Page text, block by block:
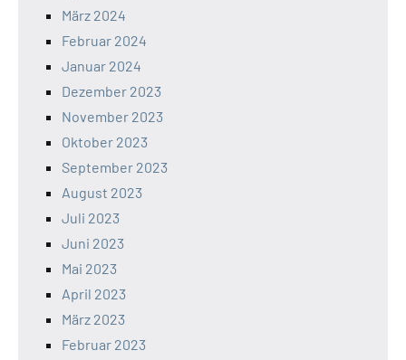
März 2024
Februar 2024
Januar 2024
Dezember 2023
November 2023
Oktober 2023
September 2023
August 2023
Juli 2023
Juni 2023
Mai 2023
April 2023
März 2023
Februar 2023